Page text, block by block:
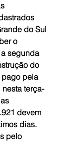
do Sul
o
segunda
do
pela
terça-
devem
dias.
pelo